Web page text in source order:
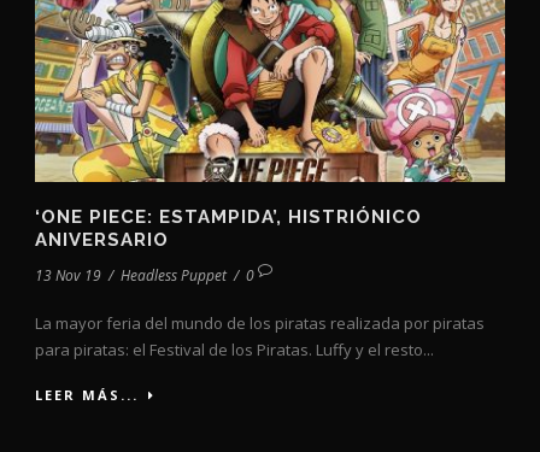
‘ONE PIECE: ESTAMPIDA’, HISTRIÓNICO
ANIVERSARIO
13 Nov 19 / Headless Puppet / 0
La mayor feria del mundo de los piratas realizada por piratas
para piratas: el Festival de los Piratas. Luffy y el resto...
LEER MÁS...